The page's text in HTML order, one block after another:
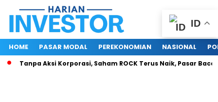
HOME PASAR MODAL PEREKONOMIAN NASIONAL
Tanpa Aksi Korporasi, Saham ROCK Terus Naik, Pasar Baca
ID